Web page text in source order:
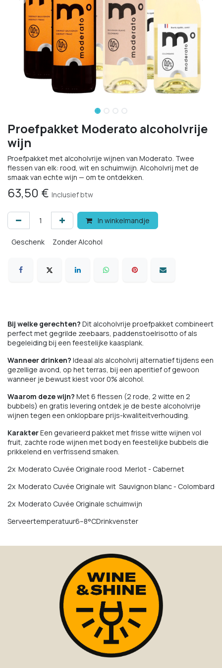
Proefpakket Moderato alcoholvrije
wijn
Proefpakket met alcoholvrije wijnen van Moderato. Twee
flessen van elk: rood, wit en schuimwijn. Alcoholvrij met de
smaak van echte wijn — om te ontdekken.
63,50 € Inclusief btw
In winkelmandje
Geschenk Zonder Alcohol
Bij welke gerechten? Dit alcoholvrije proefpakket combineert
perfect met gegrilde zeebaars, paddenstoelrisotto of als
begeleiding bij een feestelijke kaasplank.
Wanneer drinken? Ideaal als alcoholvrij alternatief tijdens een
gezellige avond, op het terras, bij een aperitief of gewoon
wanneer je bewust kiest voor 0% alcohol.
Waarom deze wijn? Met 6 flessen (2 rode, 2 witte en 2
bubbels) en gratis levering ontdek je de beste alcoholvrije
wijnen tegen een onklopbare prijs-kwaliteitverhouding.
KarakterEen gevarieerd pakket met frisse witte wijnen vol
fruit, zachte rode wijnen met body en feestelijke bubbels die
prikkelend en verfrissend smaken.
2x Moderato Cuvée Originale rood Merlot - Cabernet
2x Moderato Cuvée Originale wit Sauvignon blanc - Colombard
2x Moderato Cuvée Originale schuimwijn
Serveertemperatuur6–8°CDrinkvenster